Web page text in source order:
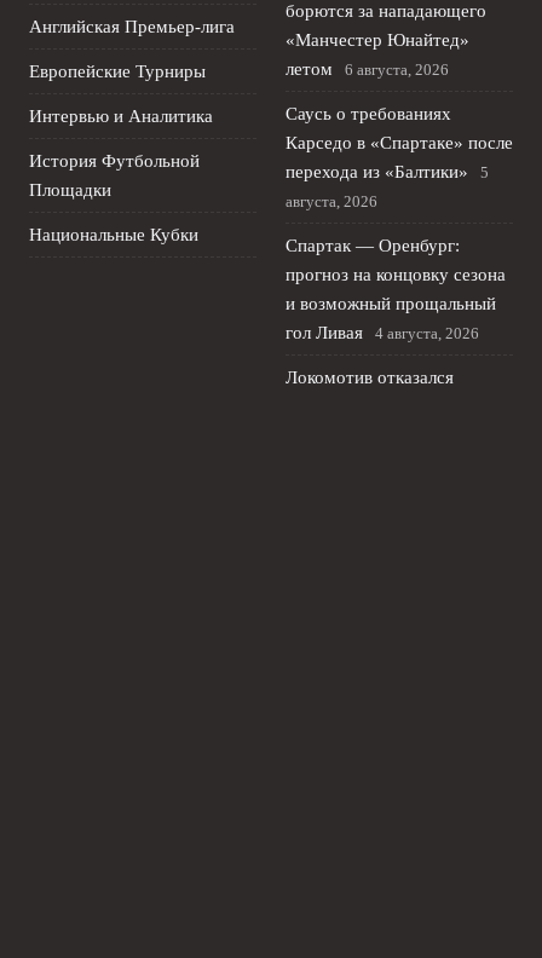
Английская Премьер-лига
Европейские Турниры
Интервью и Аналитика
История Футбольной
Площадки
Национальные Кубки
борются за нападающего
«Манчестер Юнайтед»
летом
6 августа, 2026
Саусь о требованиях
Карседо в «Спартаке» после
перехода из «Балтики»
5
августа, 2026
Спартак — Оренбург:
прогноз на концовку сезона
и возможный прощальный
гол Ливая
4 августа, 2026
Локомотив отказался